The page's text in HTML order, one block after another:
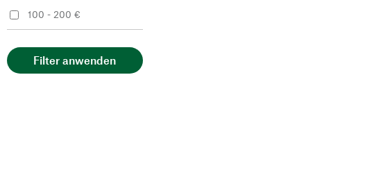
100 - 200 €
Filter anwenden